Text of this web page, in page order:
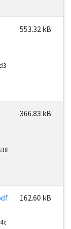
553.32 kB
366.83 kB
162.60 kB